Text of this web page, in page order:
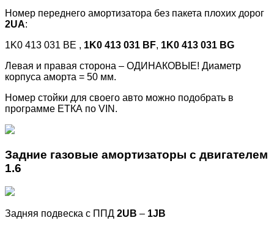
Номер переднего амортизатора без пакета плохих дорог
2UA:
1K0 413 031 BE , 1K0 413 031 BF, 1K0 413 031 BG
Левая и правая сторона – ОДИНАКОВЫЕ! Диаметр
корпуса аморта = 50 мм.
Номер стойки для своего авто можно подобрать в
программе ЕТКА по VIN.
Задние газовые амортизаторы с двигателем
1.6
Задняя подвеска с ППД 2UB – 1JB